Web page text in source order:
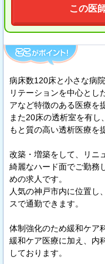
この医
病床数120床と小さな病
リテーションを中心とし
アなど特徴のある医療を
また20床の透析室を有
もと質の高い透析医療を
改築・増築をして、リニ
綺麗なハード面でご勤務
めの求人です。
人気の神戸市内に位置し
スで通勤できます。
体制強化のため緩和ケア
緩和ケア医療に加え、内
しております。